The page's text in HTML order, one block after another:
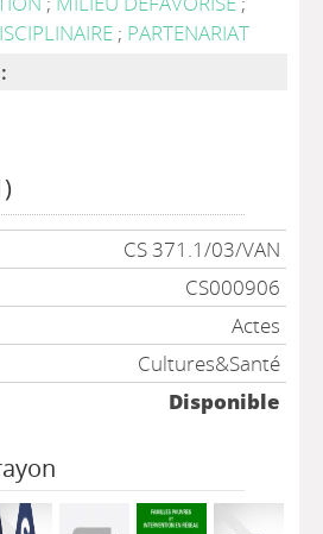
; PARTENARIAT
CS 371.1/03/VAN
CS000906
Actes
Cultures&Santé
Disponible